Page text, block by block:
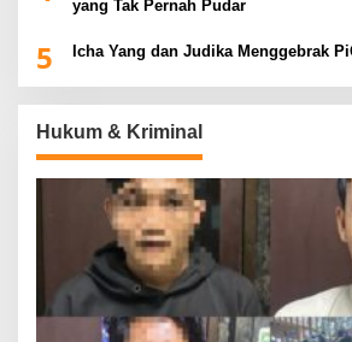
yang Tak Pernah Pudar
5 Icha Yang dan Judika Menggebrak
Hukum & Kriminal